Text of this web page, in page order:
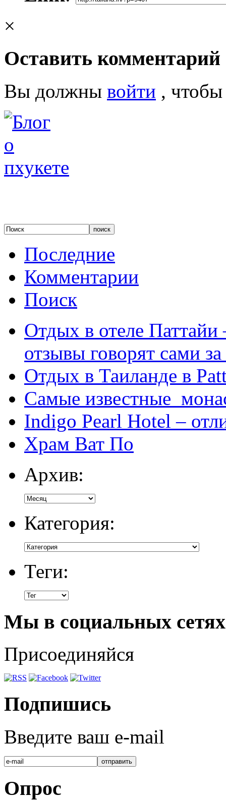
×
Оставить комментарий
Вы должны войти ,
Последние
Комментарии
Поиск
Отдых в отеле
отзывы говорят сами за
Отдых в Таиланде в
Самые известные
Indigo Pearl Hotel –
Храм Ват По
Архив:
Категория:
Теги:
Мы в социальных сетях
Присоединяйся
Подпишись
Введите ваш e-mail
Опрос